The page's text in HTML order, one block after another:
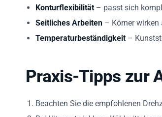
Konturflexibilität – passt sich
Seitliches Arbeiten – Körner wirken
Temperaturbeständigkeit –
Praxis-Tipps zur
Beachten Sie die empfohlenen